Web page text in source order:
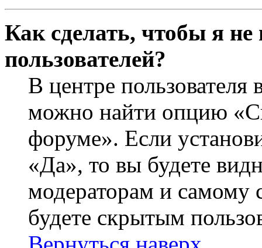
Как сделать, чтобы я
пользователей?
В центре
можно найти опцию
форуме». Если
«Да», то вы будете
модераторам и самому
будете скрытым